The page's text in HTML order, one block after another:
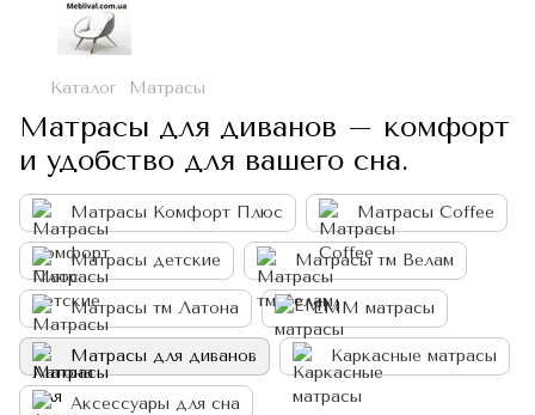
Каталог Матрасы
Матрасы для диванов – комфорт
и удобство для вашего сна.
Матрасы Комфорт Плюс Матрасы Coffee
Матрасы детские Матрасы тм Велам
Матрасы тм Латона ЕММ матрасы
Матрасы для диванов Каркасные матрасы
Аксессуары для сна